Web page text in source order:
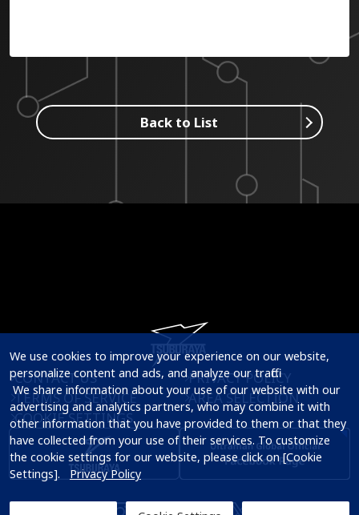
Back to List
CONTACT US
PRIVACY POLICY
TERMS OF SERVICE
AREA SELECTION
COOKIE SETTINGS
We use cookies to improve your experience on our website,
personalize content and ads, and analyze our traffic.
advertising and analytics partners, who may combine it with
other information that you have provided to them or that they
have collected from your use of their services. To customize
the cookie settings for our website, please click on [Cookie
Settings]. Privacy Policy